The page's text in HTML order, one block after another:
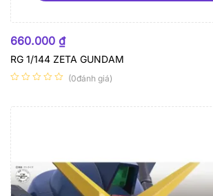
660.000 ₫
RG 1/144 ZETA GUNDAM
(0đánh giá)